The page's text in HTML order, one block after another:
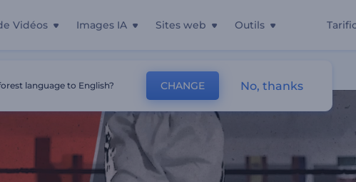
Vidéos Images IA Sites web Outils
language to English? CHANGE No, thanks